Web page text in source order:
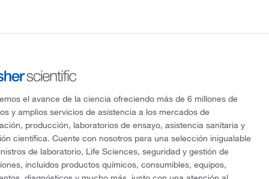
el avance de la ciencia ofreciendo más de 6 millones de
y amplios servicios de asistencia a los mercados de
producción, laboratorios de ensayo, asistencia sanitaria y
científica. Cuente con nosotros para una selección inigualable
de laboratorio, Life Sciences, seguridad y gestión de
incluidos productos químicos, consumibles, equipos,